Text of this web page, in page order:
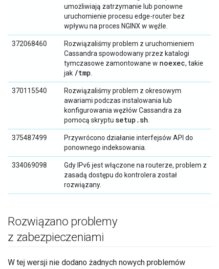
umożliwiają zatrzymanie lub ponowne
uruchomienie procesu edge-router bez
wpływu na proces NGINX w węźle.
372068460
Rozwiązaliśmy problem z uruchomieniem
Cassandra spowodowany przez katalogi
tymczasowe zamontowane w noexec, takie
jak /tmp
370115540
Rozwiązaliśmy problem z okresowym
awariami podczas instalowania lub
konfigurowania węzłów Cassandra za
pomocą skryptu setup.sh
375487499
Przywrócono działanie interfejsów API do
ponownego indeksowania.
334069098
Gdy IPv6 jest włączone na routerze, problem z
zasadą dostępu do kontrolera został
rozwiązany.
Rozwiązano problemy
z zabezpieczeniami
W tej wersji nie dodano żadnych nowych problemów